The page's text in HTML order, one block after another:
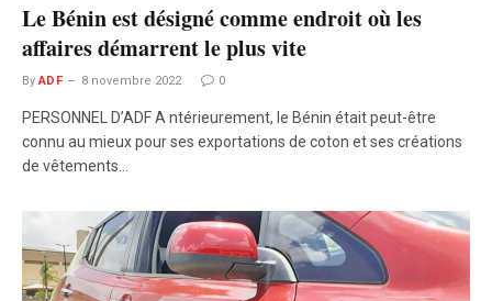
Le Bénin est désigné comme endroit où les
affaires démarrent le plus vite
By ADF 8 novembre 2022 0
PERSONNEL D’ADF A ntérieurement, le Bénin était peut-être
connu au mieux pour ses exportations de coton et ses créations
de vêtements…